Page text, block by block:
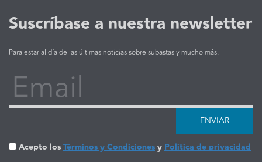
Suscríbase a nuestra newsletter
Para estar al día de las últimas noticias sobre subastas y mucho más.
Email
ENVIAR
Acepto losTérminos y CondicionesyPolítica de privacidad